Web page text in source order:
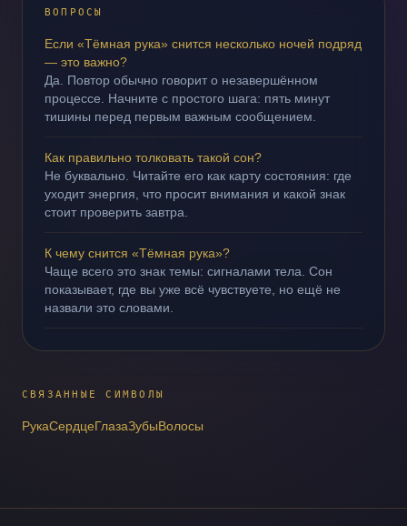
ВОПРОСЫ
Если «Тёмная рука» снится несколько ночей подряд
— это важно?
Да. Повтор обычно говорит о незавершённом
процессе. Начните с простого шага: пять минут
тишины перед первым важным сообщением.
Как правильно толковать такой сон?
Не буквально. Читайте его как карту состояния: где
уходит энергия, что просит внимания и какой знак
стоит проверить завтра.
К чему снится «Тёмная рука»?
Чаще всего это знак темы: сигналами тела. Сон
показывает, где вы уже всё чувствуете, но ещё не
назвали это словами.
СВЯЗАННЫЕ СИМВОЛЫ
РукаСердцеГлазаЗубыВолосы